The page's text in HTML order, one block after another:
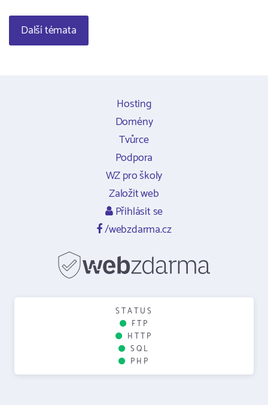
Další témata
Hosting
Domény
Tvůrce
Podpora
WZ pro školy
Založit web
Přihlásit se
/webzdarma.cz
STATUS
FTP
HTTP
SQL
PHP